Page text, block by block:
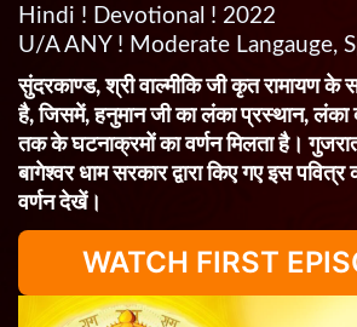
Hindi ! Devotional ! 2022
U/A ANY ! Moderate Langauge,
सुंदरकाण्ड, श्री वाल्मीकि जी कृत रामायण के
है, जिसमें, हनुमान जी का लंका प्रस्थान,
तक के घटनाक्रमों का वर्णन मिलता है।
बागेश्वर धाम सरकार द्वारा किए गए इस
वर्णन देखें।
WATCH FIRST